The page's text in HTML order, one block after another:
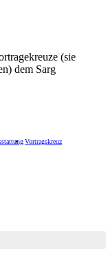
(sie
dem Sarg
Vortragskreuz